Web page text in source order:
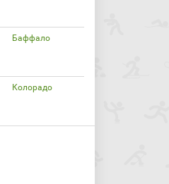
Баффало
Колорадо